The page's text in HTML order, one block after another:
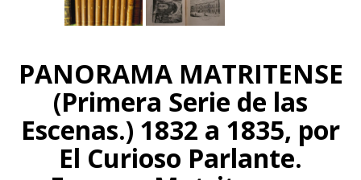
PANORAMA MATRITENSE
(Primera Serie de las
Escenas.) 1832 a 1835, por
El Curioso Parlante.